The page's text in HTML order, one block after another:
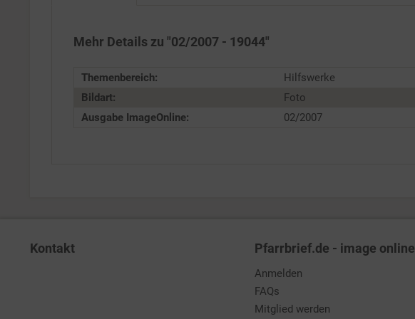
Mehr Details zu "02/2007 - 19044"
Themenbereich:
Hilfswerke
Bildart:
Foto
Ausgabe ImageOnline:
02/2007
Kontakt Pfarrbrief.de - image online
Anmelden
FAQs
Mitglied werden
Service